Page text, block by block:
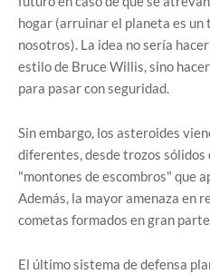
hogar (arruinar el planeta es
nosotros). La idea no sería
estilo de Bruce Willis, sino
para pasar con seguridad.
Sin embargo, los asteroides
diferentes, desde trozos
"montones de escombros" que
Además, la mayor amenaza en
cometas formados en gran
El último sistema de defensa